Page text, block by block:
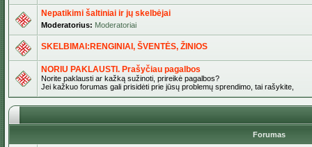
Nepatikimi šaltiniai ir jų skelbėjai
Moderatorius: Moderatoriai
SKELBIMAI:RENGINIAI, ŠVENTĖS, ŽINIOS
NORIU PAKLAUSTI. Prašyčiau pagalbos
Norite paklausti ar kažką sužinoti, prireikė pagalbos?
Jei kažkuo forumas gali prisidėti prie jūsų problemų sprendimo, tai rašykite,
Forumas